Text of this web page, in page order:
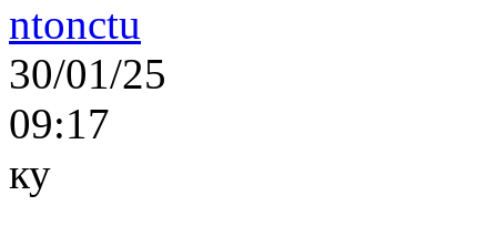
ntonctu
30/01/25
09:17
ку